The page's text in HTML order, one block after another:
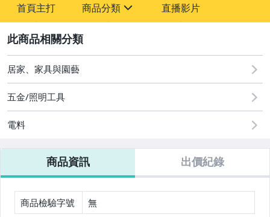
首頁主打 商品分類
手機、配件與通訊
汽機車精品百貨
女裝與服飾配件
直播影片
居家、家具與園藝
五金/照明工具
電料
商品資訊 出價紀錄
商品檢驗字號 無